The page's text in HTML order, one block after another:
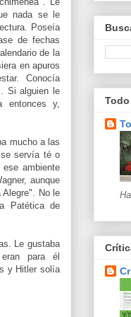
nada se le
Poseía
de fechas
de la
en apuros
Conocía
Si alguien le
entonces y,
mucho a las
servía té o
ambiente
aunque
No le
Patética de
Le gustaba
para él
y Hitler solía